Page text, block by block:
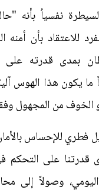
نفسياُ بأنه
للاعتقاد بأن أمنه
بمدى قدرته
ما يكون هذا الهوس
الخوف من المجهول
فطري للإحساس
قدرتنا على التحكم
وصولاً إلى